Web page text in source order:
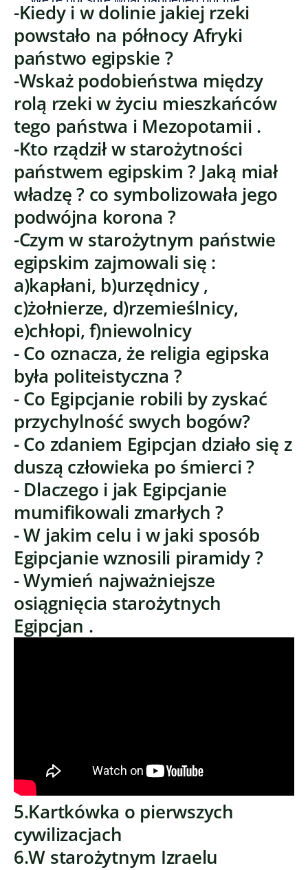
-Kiedy i w dolinie jakiej rzeki
powstało na północy Afryki
państwo egipskie ?
-Wskaż podobieństwa między
rolą rzeki w życiu mieszkańców
tego państwa i Mezopotamii .
-Kto rządził w starożytności
państwem egipskim ? Jaką miał
władzę ? co symbolizowała jego
podwójna korona ?
-Czym w starożytnym państwie
egipskim zajmowali się :
a)kapłani, b)urzędnicy ,
c)żołnierze, d)rzemieślnicy,
e)chłopi, f)niewolnicy
- Co oznacza, że religia egipska
była politeistyczna ?
- Co Egipcjanie robili by zyskać
przychylność swych bogów?
- Co zdaniem Egipcjan działo się z
duszą człowieka po śmierci ?
- Dlaczego i jak Egipcjanie
mumifikowali zmarłych ?
- W jakim celu i w jaki sposób
Egipcjanie wznosili piramidy ?
- Wymień najważniejsze
osiągnięcia starożytnych
Egipcjan .
5.Kartkówka o pierwszych
cywilizacjach
6.W starożytnym Izraelu